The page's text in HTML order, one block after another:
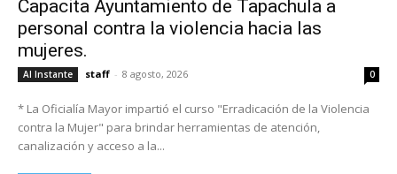
Capacita Ayuntamiento de Tapachula a
personal contra la violencia hacia las
mujeres.
Al Instante staff - 8 agosto, 2026 0
* La Oficialía Mayor impartió el curso "Erradicación de la Violencia
contra la Mujer" para brindar herramientas de atención,
canalización y acceso a la...